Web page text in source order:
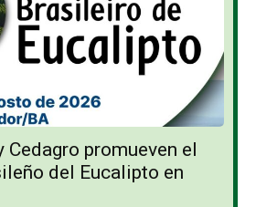
Cedagro promueven el
del Eucalipto en